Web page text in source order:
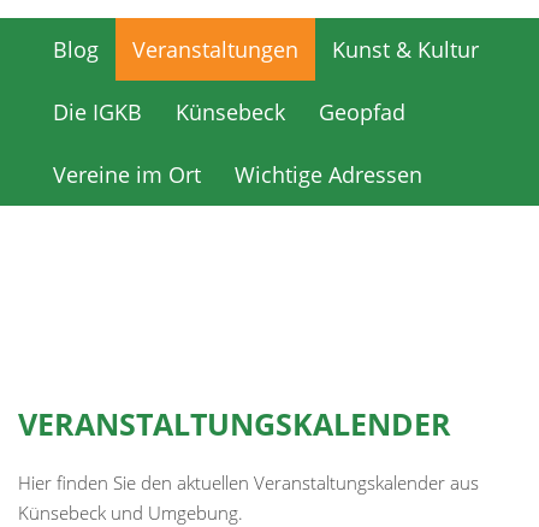
Blog Veranstaltungen Kunst & Kultur
Die IGKB Künsebeck Geopfad
Vereine im Ort Wichtige Adressen
VERANSTALTUNGSKALENDER
Hier finden Sie den aktuellen Veranstaltungskalender aus
Künsebeck und Umgebung.